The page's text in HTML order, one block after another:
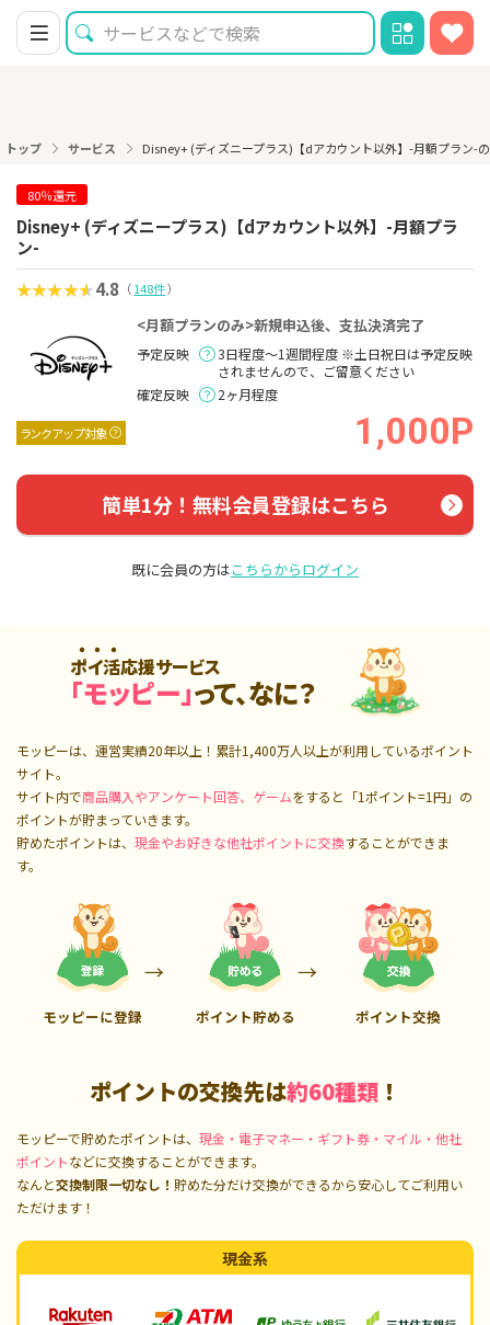
トップ サービス Disney+ (ディズニープラス)【dアカウント以外】-月額プラン-
80％還元
Disney+ (ディズニープラス)【dアカウント以外】-月額プラ
ン-
4.8 （148件）
ランクアップ対象
<月額プランのみ>新規申込後、支払決済完了
予定反映
3日程度～1週間程度 ※土日祝日は予定反映
されませんので、ご留意ください
確定反映
2ヶ月程度
1,000P
簡単1分！無料会員登録はこちら
既に会員の方はこちらからログイン
ポイ活応援サービス
「モッピー」って、なに？
モッピーは、運営実績20年以上！累計1,400万人以上が利用しているポイント
サイト。
サイト内で商品購入やアンケート回答、ゲームをすると「1ポイント=1円」の
ポイントが貯まっていきます。
貯めたポイントは、 現金やお好きな他社ポイントに交換することができま
す。
モッピーに登録 ポイント貯める ポイント交換
ポイントの交換先は約60種類 ！
モッピーで貯めたポイントは、 現金・電子マネー・ギフト券・マイル・他社
ポイントなどに交換することができます。
なんと交換制限一切なし！ 貯めた分だけ交換ができるから安心してご利用い
ただけます！
現金系